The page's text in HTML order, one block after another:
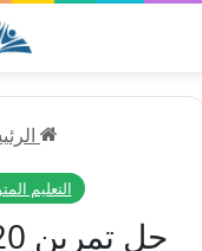
التعليم